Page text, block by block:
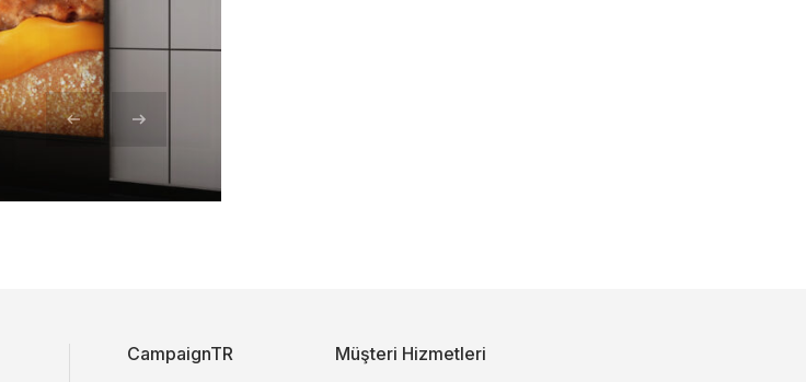
CampaignTR Müşteri Hizmetleri